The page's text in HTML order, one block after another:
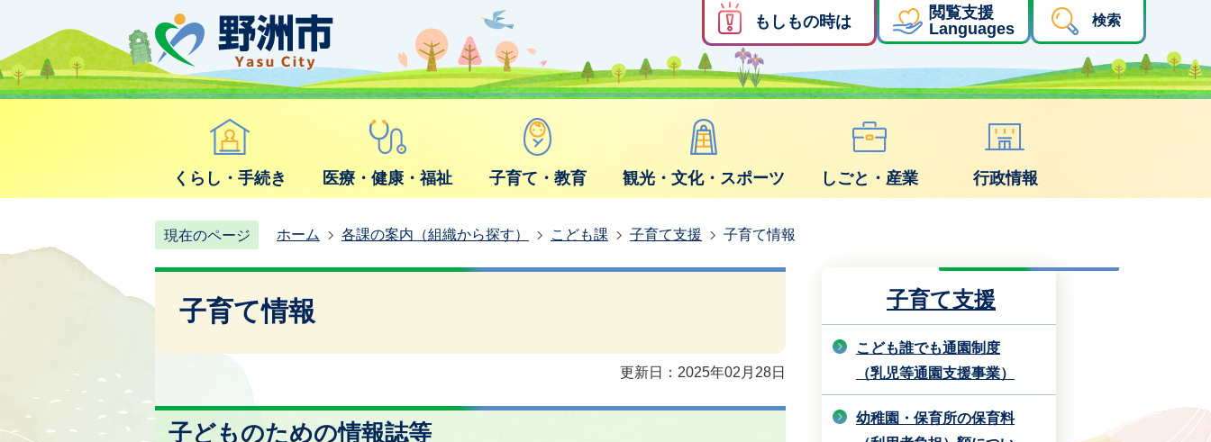
もしもの時は
閲覧支援
Languages
検索
くらし・手続き 医療・健康・福祉 子育て・教育 観光・文化・スポーツ しごと・産業 行政情報
現在のページ ホーム 各課の案内（組織から探す） こども課 子育て支援 子育て情報
子育て情報
更新日：2025年02月28日
子どものための情報誌等
子育て支援
こども誰でも通園制度
（乳児等通園支援事業）
幼稚園・保育所の保育料